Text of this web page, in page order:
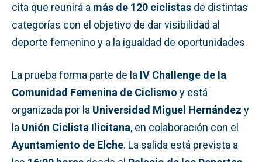
cita que reunirá a más de 120 ciclistas de distintas
categorías con el objetivo de dar visibilidad al
deporte femenino y a la igualdad de oportunidades.
La prueba forma parte de la IV Challenge de la
Comunidad Femenina de Ciclismo y está
organizada por la Universidad Miguel Hernández y
la Unión Ciclista Ilicitana, en colaboración con el
Ayuntamiento de Elche. La salida está prevista a